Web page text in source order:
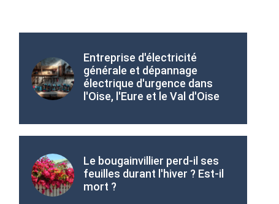
Entreprise d'électricité
générale et dépannage
électrique d'urgence dans
l'Oise, l'Eure et le Val d'Oise
Le bougainvillier perd-il ses
feuilles durant l'hiver ? Est-il
mort ?